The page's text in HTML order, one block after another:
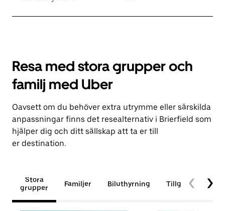
Resa med stora grupper och
familj med Uber
Oavsett om du behöver extra utrymme eller särskilda
anpassningar finns det resealternativ i Brierfield som
hjälper dig och ditt sällskap att ta er till
er destination.
Stora
grupper
Familjer Biluthyrning Tillgänglighet